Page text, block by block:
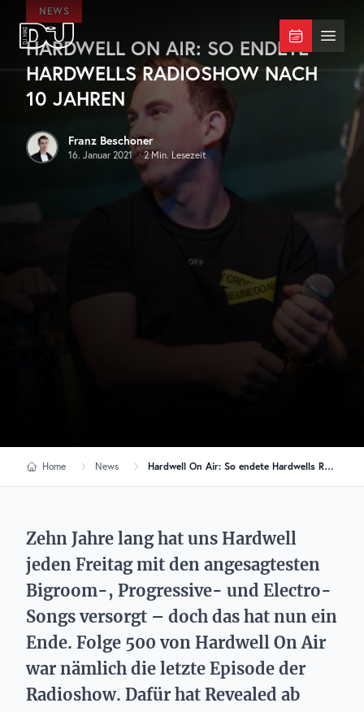
Zum Hauptinhalt springen
DJ Mag Germany Menü
NEWS
HARDWELL ON AIR: SO ENDETE
HARDWELLS RADIOSHOW NACH
10 JAHREN
Franz Beschoner
16. Januar 2021 ·2Min. Lesezeit
Home News Hardwell On Air: So endete Hardwells Radioshow nach 10 Jahren
Zehn Jahre lang hat uns Hardwell
jeden Freitag mit den angesagtesten
Bigroom-, Progressive- und Electro-
Songs versorgt – doch das hat nun ein
Ende. Folge 500 von Hardwell On Air
war nämlich die letzte Episode der
Radioshow. Dafür hat Revealed ab